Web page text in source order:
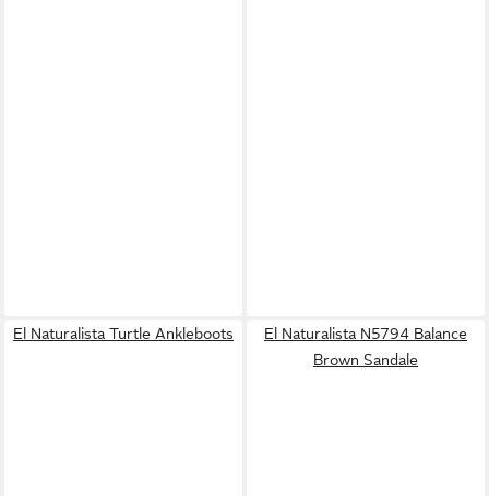
El Naturalista Turtle Ankleboots
El Naturalista N5794 Balance
Brown Sandale